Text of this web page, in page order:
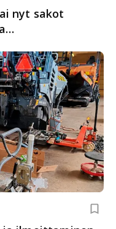
nyt sakot